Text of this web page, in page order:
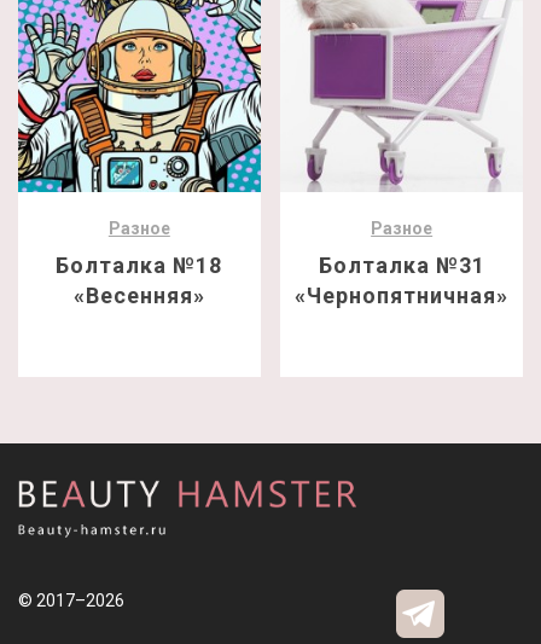
Разное
Болталка №18
«Весенняя»
Разное
Болталка №31
«Чернопятничная»
© 2017–2026